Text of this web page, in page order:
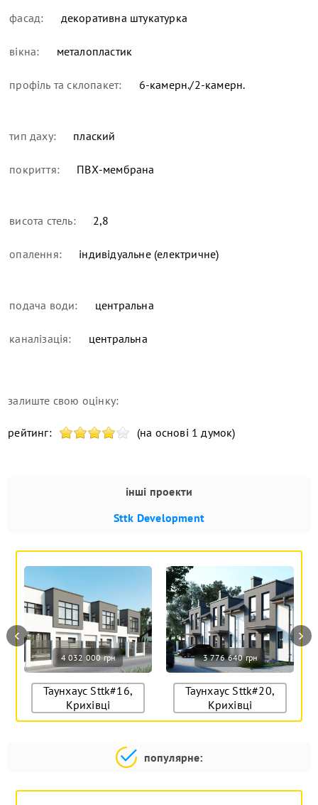
фасад: декоративна штукатурка
вікна: металопластик
профіль та склопакет: 6-камерн./2-камерн.
тип даху: плаский
покриття: ПВХ-мембрана
висота стель: 2,8
опалення: індивідуальне (електричне)
подача води: центральна
каналізація: центральна
залиште свою оцінку:
рейтинг: (на основі 1 думок)
інші проекти
Sttk Development
4 032 000 грн
Таунхаус Sttk#16,
Крихівці
3 776 640 грн
Таунхаус Sttk#20,
Крихівці
‹ ›
популярне: